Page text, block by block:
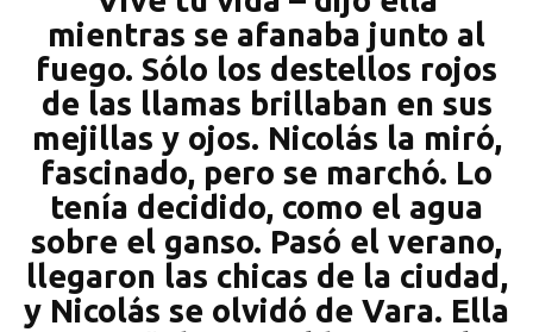
mientras se afanaba junto al
fuego. Sólo los destellos rojos
de las llamas brillaban en sus
mejillas y ojos. Nicolás la miró,
fascinado, pero se marchó. Lo
tenía decidido, como el agua
sobre el ganso. Pasó el verano,
llegaron las chicas de la ciudad,
y Nicolás se olvidó de Vara. Ella